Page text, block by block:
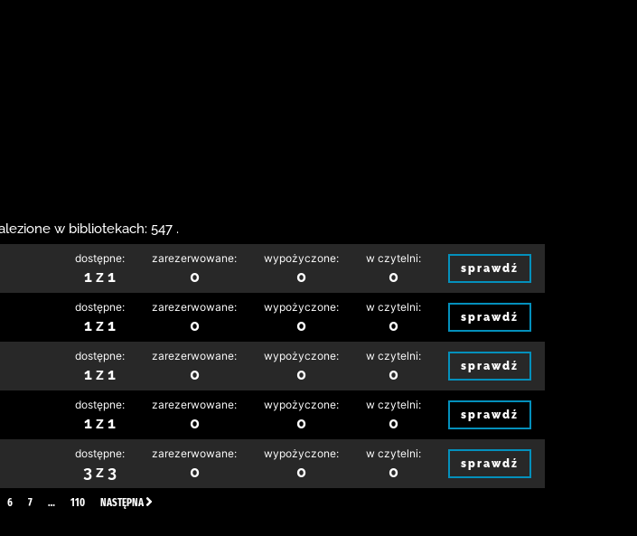
w bibliotekach: 547 .
dostępne:
1 z 1
zarezerwowane:
0
wypożyczone:
0
w czytelni:
0 sprawdź
dostępne:
1 z 1
zarezerwowane:
0
wypożyczone:
0
w czytelni:
0 sprawdź
dostępne:
1 z 1
zarezerwowane:
0
wypożyczone:
0
w czytelni:
0 sprawdź
dostępne:
1 z 1
zarezerwowane:
0
wypożyczone:
0
w czytelni:
0 sprawdź
dostępne:
3 z 3
zarezerwowane:
0
wypożyczone:
0
w czytelni:
0 sprawdź
6 7 … 110 NASTĘPNA